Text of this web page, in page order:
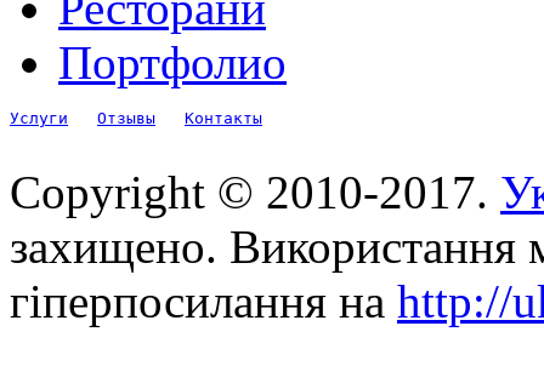
Портфолио
Услуги Отзывы Контакты
Copyright © 2010-2017.
захищено. Використання
гіперпосилання на http://